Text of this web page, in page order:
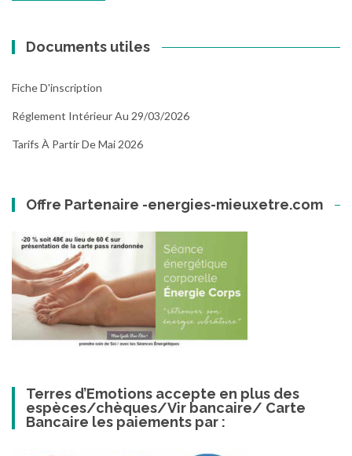
Documents utiles
Fiche D'inscription
Réglement Intérieur Au 29/03/2026
Tarifs À Partir De Mai 2026
Offre Partenaire -energies-mieuxetre.com
Terres d’Emotions accepte en plus des
espèces/chèques/Vir bancaire/ Carte
Bancaire les paiements par :